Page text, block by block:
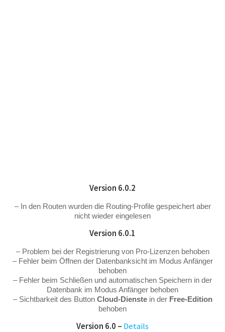
Version 6.0.2
– In den Routen wurden die Routing-Profile gespeichert aber
nicht wieder eingelesen
Version 6.0.1
– Problem bei der Registrierung von Pro-Lizenzen behoben
– Fehler beim Öffnen der Datenbanksicht im Modus Anfänger
behoben
– Fehler beim Schließen und automatischen Speichern in der
Datenbank im Modus Anfänger behoben
– Sichtbarkeit des Button Cloud-Dienstein der Free-Edition
behoben
Version 6.0 – Details